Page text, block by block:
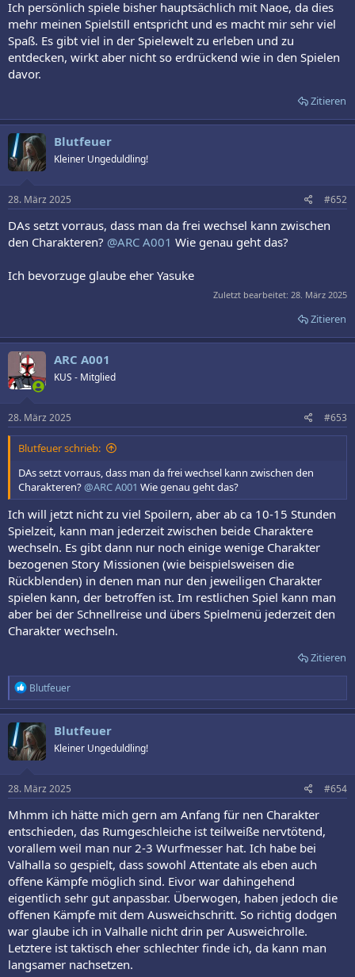
Ich persönlich spiele bisher hauptsächlich mit Naoe, da dies
mehr meinen Spielstill entspricht und es macht mir sehr viel
Spaß. Es gibt viel in der Spielewelt zu erleben und zu
entdecken, wirkt aber nicht so erdrückend wie in den Spielen
davor.
Zitieren
Blutfeuer
Kleiner Ungeduldling!
28. März 2025 #652
DAs setzt vorraus, dass man da frei wechsel kann zwischen
den Charakteren? @ARC A001 Wie genau geht das?
Ich bevorzuge glaube eher Yasuke
Zuletzt bearbeitet: 28. März 2025
Zitieren
ARC A001
KUS - Mitglied
28. März 2025 #653
Blutfeuer schrieb:
DAs setzt vorraus, dass man da frei wechsel kann zwischen den
Charakteren?@ARC A001 Wie genau geht das?
Ich will jetzt nicht zu viel Spoilern, aber ab ca 10-15 Stunden
Spielzeit, kann man jederzeit zwischen beide Charaktere
wechseln. Es gibt dann nur noch einige wenige Charakter
bezogenen Story Missionen (wie beispielsweisen die
Rückblenden) in denen man nur den jeweiligen Charakter
spielen kann, der betroffen ist. Im restlichen Spiel kann man
aber bei der Schnellreise und übers Spielmenü jederzeit den
Charakter wechseln.
Zitieren
R
e
a
k
t
i
o
e
n
:
Blutfeuer
Blutfeuer
Kleiner Ungeduldling!
28. März 2025 #654
Mhmm ich hätte mich gern am Anfang für nen Charakter
entschieden, das Rumgeschleiche ist teilweiße nervtötend,
vorallem weil man nur 2-3 Wurfmesser hat. Ich habe bei
Valhalla so gespielt, dass sowohl Attentate als eben auch
offene Kämpfe möglich sind. Eivor war dahingehend
eigentlich sehr gut anpassbar. Überwogen, haben jedoch die
offenen Kämpfe mit dem Ausweichschritt. So richtig dodgen
war glaube ich in Valhalle nicht drin per Ausweichrolle.
Letztere ist taktisch eher schlechter finde ich, da kann man
langsamer nachsetzen.